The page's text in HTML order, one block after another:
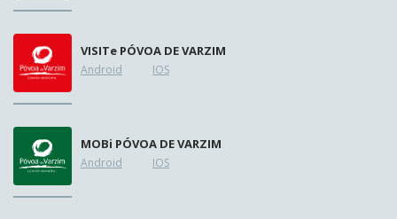
VISITe PÓVOA DE VARZIM
Android IOS
MOBi PÓVOA DE VARZIM
Android IOS